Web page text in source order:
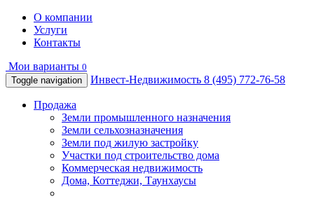
О компании
Услуги
Контакты
Мои варианты 0
Toggle navigation
Инвест-Недвижимость 8 (495) 772-76-58
Продажа
Земли промышленного назначения
Земли сельхозназначения
Земли под жилую застройку
Участки под строительство дома
Коммерческая недвижимость
Дома, Коттеджи, Таунхаусы